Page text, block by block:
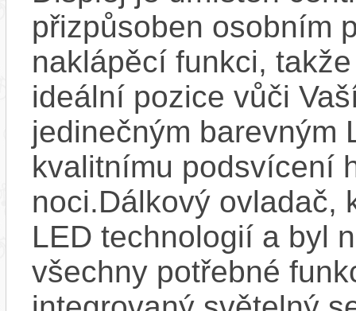
přizpůsoben osobním
naklápěcí funkci,
ideální pozice vůči
jedinečným barevným
kvalitnímu podsvícení
noci.Dálkový ovladač,
LED technologií a byl
všechny potřebné